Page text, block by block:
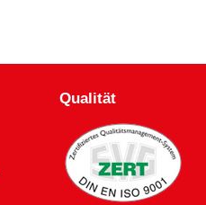
Qualität